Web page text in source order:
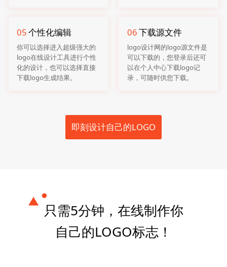
05个性化编辑
你可以选择进入超级强大的
logo在线设计工具进行个性
化的设计，也可以选择直接
下载logo生成结果。
06下载源文件
logo设计网的logo源文件是
可以下载的，您登录后还可
以在个人中心下载logo记
录，可随时供您下载。
即刻设计自己的LOGO
只需5分钟，在线制作你
自己的LOGO标志！